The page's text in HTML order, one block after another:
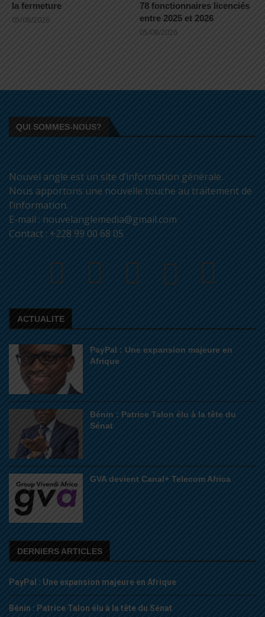
la fermeture
05/08/2026
78 fonctionnaires licenciés
entre 2025 et 2026
05/08/2026
QUI SOMMES-NOUS?
Nouvel angle est un site d’information générale.
Nous apportons une nouvelle touche au traitement de
l’information.
E-mail : nouvelanglemedia@gmail.com
Contact : +228 99 00 68 05
ACTUALITE
PayPal : Une expansion majeure en
Afrique
Bénin : Patrice Talon élu à la tête du
Sénat
GVA devient Canal+ Telecom Africa
DERNIERS ARTICLES
PayPal : Une expansion majeure en Afrique
Bénin : Patrice Talon élu à la tête du Sénat